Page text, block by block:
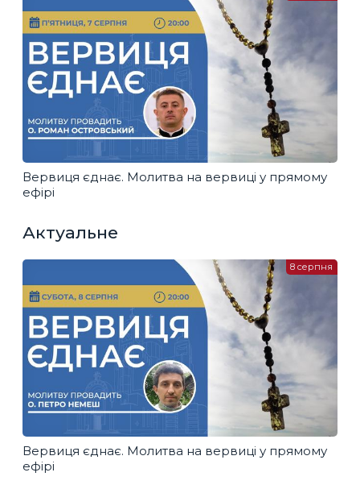
Вервиця єднає. Молитва на вервиці у прямому
ефірі
Актуальне
Вервиця єднає. Молитва на вервиці у прямому
ефірі
8 серпня